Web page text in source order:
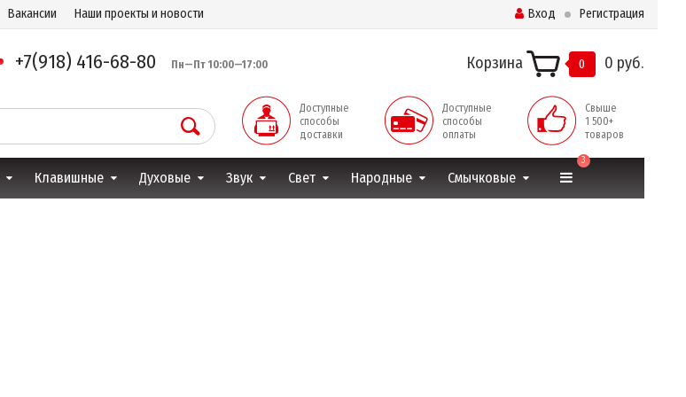
Вакансии Наши проекты и новости Вход Регистрация
+7(918) 416-68-80 Пн—Пт 10:00—17:00 Корзина 0 0 руб.
Доступные
способы
доставки
Доступные
способы
оплаты
Свыше
1 500+
товаров
Клавишные Духовые Звук Свет Народные Смычковые
3